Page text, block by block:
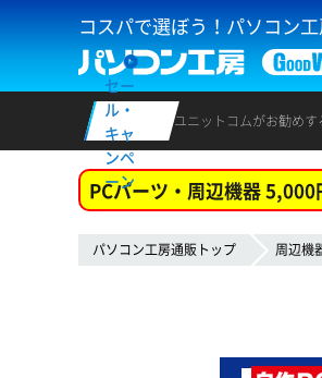
コスパで選ぼう！パソコン
セー
ル・
キャ
ンペ
ーン
ユニットコムがお勧めす
PCパーツ・周辺機器
パソコン工房通販トップ 周辺機